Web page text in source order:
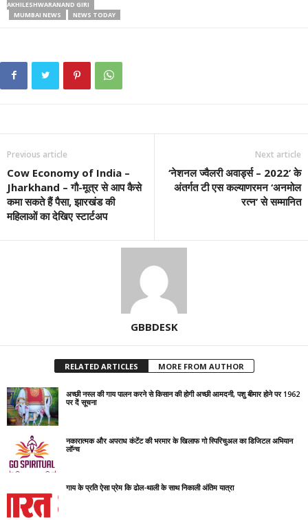
AKHILESHWARANAND GIRI
MUMBAI NEWS
NEWS TODAY
Previous article
Cow Economy of India –
Jharkhand – गौ-मूत्र से आप कैसे
कमा सकते हैं पैसा, झारखंड की
महिलाओं का देखिए स्टार्टअप
Next article
‘नेशनल ज्वैलरी अवार्ड्स – 2022’ के
अंतर्गत टी एस कल्याणरमन ‘अनमोल
रत्न’ से सम्मानित
GBBDESK
RELATED ARTICLES MORE FROM AUTHOR
अच्छी नस्ल की गाय पालन करने से किसान की होगी अच्छी आमदनी, पशु बीमार होने पर 1962
पर दें सूचना
नकारात्मक और अपराध कंटेंट की भरमार के खिलाफ गो स्पिरिचुअल का डिजिटल अभियान
लॉन्च
गाय के प्रति ऐसा प्रेम कि ढोल-थाली के साथ निकाली अंतिम यात्रा